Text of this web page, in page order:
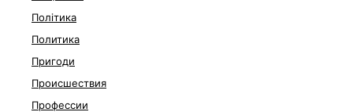
Політика
Политика
Пригоди
Происшествия
Профессии